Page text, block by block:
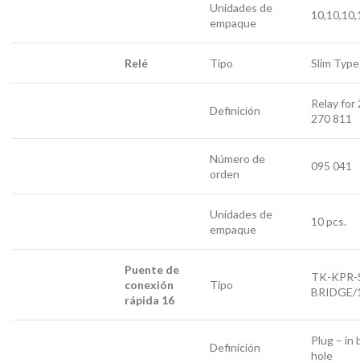
Unidades de
empaque
Relé Tipo Slim
Definición
Relay for
270 811
Número de
orden
095 041
Unidades de
empaque
10 pcs.
Puente de
conexión
rápida 16
Tipo
TK-KPR-
BRIDGE/
Definición
Plug – in
hole